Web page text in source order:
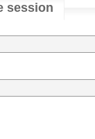
session